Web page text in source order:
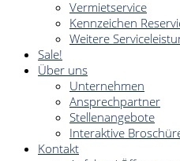
Vermietservice
Kennzeichen
Weitere
Sale!
Über uns
Unternehmen
Ansprechpartner
Stellenangebote
Interaktive
Kontakt